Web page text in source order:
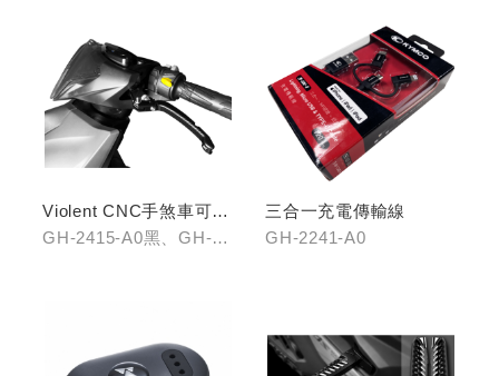
Violent CNC手煞車可調
拉桿(黑/銀/鈦)
GH-2415-A0黑、GH-
三合一充電傳輸線
GH-2241-A0